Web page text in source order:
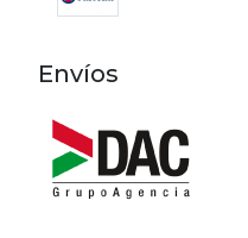
Envíos